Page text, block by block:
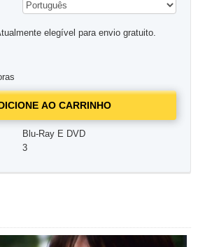
elegível para envio gratuito.
AO CARRINHO
Blu-Ray E DVD
3